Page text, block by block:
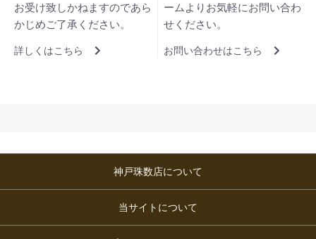
お受け致しかねますのであら
かじめご了承ください。
詳しくはこちら
ームよりお気軽にお問い合わ
せください。
お問い合わせはこちら
神戸珠数店について
当サイトについて